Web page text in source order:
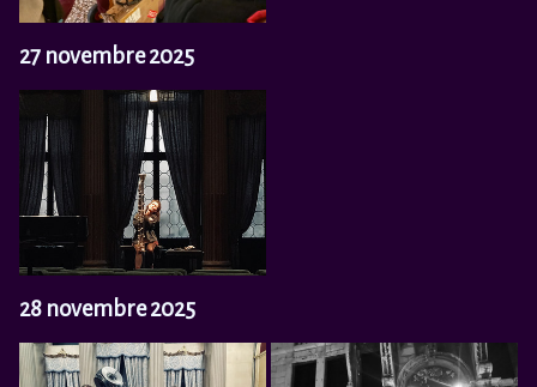
27 novembre 2025
28 novembre 2025